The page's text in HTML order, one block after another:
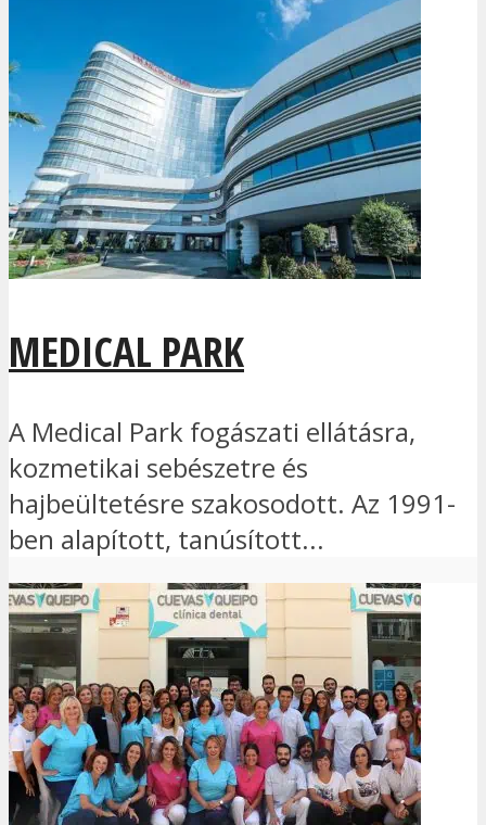
MEDICAL PARK
A Medical Park fogászati ellátásra,
kozmetikai sebészetre és
hajbeültetésre szakosodott. Az 1991-
ben alapított, tanúsított...